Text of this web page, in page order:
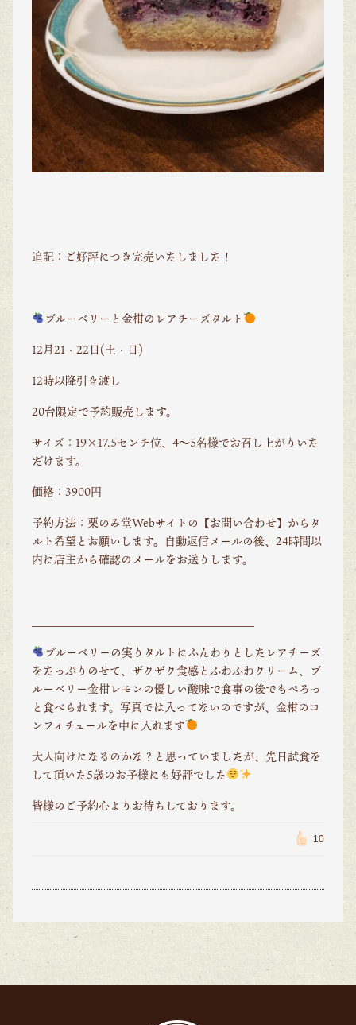
追記：ご好評につき完売いたしました！
ブルーベリーと金柑のレアチーズタルト
12月21・22日(土・日)
12時以降引き渡し
20台限定で予約販売します。
サイズ：19×17.5センチ位、4〜5名様でお召し上がりいた
だけます。
価格：3900円
予約方法：栗のみ堂Webサイトの【お問い合わせ】からタ
ルト希望とお願いします。自動返信メールの後、24時間以
内に店主から確認のメールをお送りします。
ブルーベリーの実りタルトにふんわりとしたレアチーズ
をたっぷりのせて、ザクザク食感とふわふわクリーム、ブ
ルーベリー金柑レモンの優しい酸味で食事の後でもぺろっ
と食べられます。写真では入ってないのですが、金柑のコ
ンフィチュールを中に入れます
大人向けになるのかな？と思っていましたが、先日試食を
して頂いた5歳のお子様にも好評でした
皆様のご予約心よりお待ちしております。
10